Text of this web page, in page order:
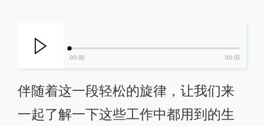
除了视觉领域，人工智能大模型也将
视角转向了更广阔的方向，
RIFFUSION能够利用与人工智能绘画
相似的技术，完成从文字到音乐的生